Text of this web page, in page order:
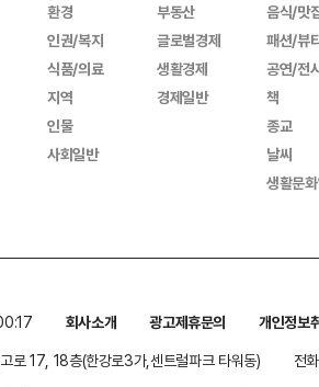
환경
인권/복지
식품/의료
지역
인물
사회일반
부동산
글로벌경제
생활경제
경제일반
음식/맛
패션/뷰
공연/전
책
종교
날씨
생활문
회사소개 광고제휴문의
개인정보
로 17, 18층(한강로3가,센트럴파크 타워동)
전